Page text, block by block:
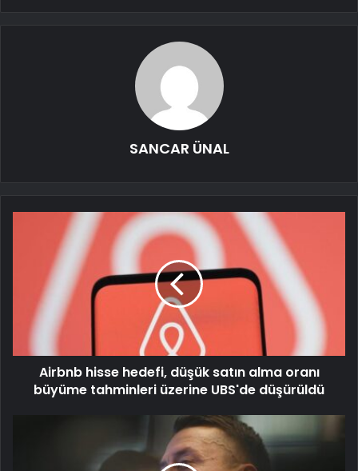
SANCAR ÜNAL
Airbnb hisse hedefi, düşük satın alma oranı
büyüme tahminleri üzerine UBS'de düşürüldü